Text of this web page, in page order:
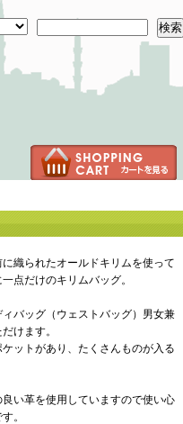
検索
に織られたオールドキリムを使って
点だけのキリムバッグ。
ィバッグ（ウェストバッグ）男女兼
けます。
ットがあり、たくさんものが入る
い革を使用していますので使い心
。